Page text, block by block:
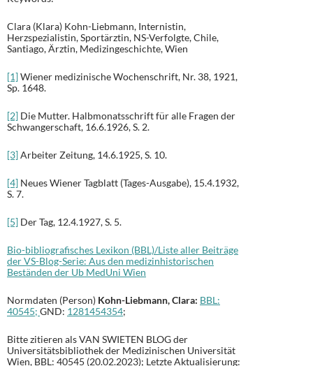
Clara (Klara) Kohn-Liebmann, Internistin,
Herzspezialistin, Sportärztin, NS-Verfolgte, Chile,
Santiago, Ärztin, Medizingeschichte, Wien
[1]Wiener medizinische Wochenschrift, Nr. 38, 1921,
Sp. 1648.
[2] Die Mutter. Halbmonatsschrift für alle Fragen der
Schwangerschaft, 16.6.1926, S. 2.
[3]Arbeiter Zeitung, 14.6.1925, S. 10.
[4] Neues Wiener Tagblatt (Tages-Ausgabe), 15.4.1932,
S. 7.
[5] Der Tag, 12.4.1927, S. 5.
Bio-bibliografisches Lexikon (BBL)/Liste aller Beiträge
der VS-Blog-Serie: Aus den medizinhistorischen
Beständen der Ub MedUni Wien
Normdaten (Person) Kohn-Liebmann, Clara: BBL:
40545; GND: 1281454354;
Bitte zitieren als VAN SWIETEN BLOG der
Universitätsbibliothek der Medizinischen Universität
Wien, BBL: 40545 (20.02.2023); Letzte Aktualisierung: